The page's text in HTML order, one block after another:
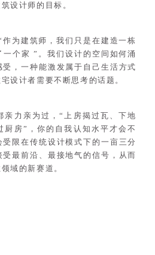
设计师的目标。
作为建筑师，我们只是在建造一栋
个家 ”。我们设计的空间如何涌
，一种能激发属于自己生活方式
设计者需要不断思考的话题。
亲力亲为过，“上房揭过瓦、下地
厨房”，你的自我认 知水平才会不
受限在传统设计模式下的一亩三分
受最前沿、最接地气的信号，从而
域的新赛道。